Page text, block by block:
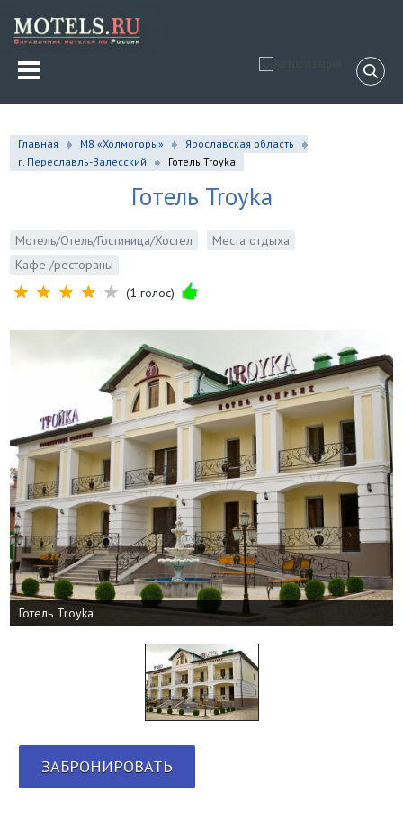
Главная М8 «Холмогоры»
Ярославская область
г. Переславль-Залесский
Готель Troyka
Готель Troyka
Мотель/Отель/Гостиница/Хостел
Места отдыха
Кафе /рестораны
(1 голос)
Готель Troyka
ЗАБРОНИРОВАТЬ